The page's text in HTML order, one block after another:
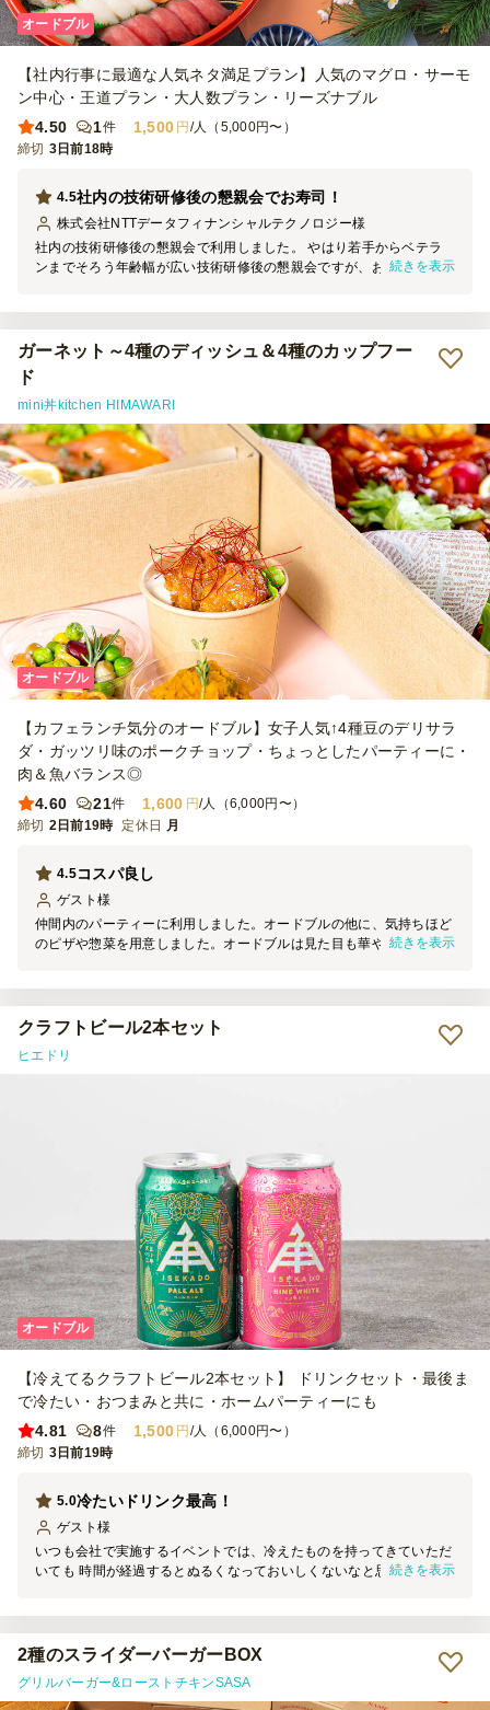
オードブル
【社内行事に最適な人気ネタ満足プラン】人気のマグロ・サーモ
ン中心・王道プラン・大人数プラン・リーズナブル
4.50
1件 1,500 円/人（5,000円〜）
締切 3日前18時
社内の技術研修後の懇親会でお寿司！
4.5
株式会社NTTデータフィナンシャルテクノロジー様
社内の技術研修後の懇親会で利用しました。 やはり若手からベテラ
ンまでそろう年齢幅が広い技術研修後の懇親会ですが、お寿司は全員
続きを表示
ガーネット～4種のディッシュ＆4種のカップフー
ド
mini丼kitchen HIMAWARI
オードブル
【カフェランチ気分のオードブル】女子人気↑4種豆のデリサラ
ダ・ガッツリ味のポークチョップ・ちょっとしたパーティーに・
肉＆魚バランス◎
4.60
21件 1,600 円/人（6,000円〜）
締切 2日前19時 定休日 月
コスパ良し
4.5
ゲスト 様
仲間内のパーティーに利用しました。オードブルの他に、気持ちほど
のピザや惣菜を用意しました。オードブルは見た目も華やかで、料理
続きを表示
クラフトビール2本セット
ヒエドリ
オードブル
【冷えてるクラフトビール2本セット】 ドリンクセット・最後ま
で冷たい・おつまみと共に・ホームパーティーにも
4.81
8件 1,500 円/人（6,000円〜）
締切 3日前19時
冷たいドリンク最高！
5.0
ゲスト 様
いつも会社で実施するイベントでは、冷えたものを持ってきていただ
いても 時間が経過するとぬるくなっておいしくないなと思っていま
続きを表示
2種のスライダーバーガーBOX
グリルバーガー&ローストチキンSASA